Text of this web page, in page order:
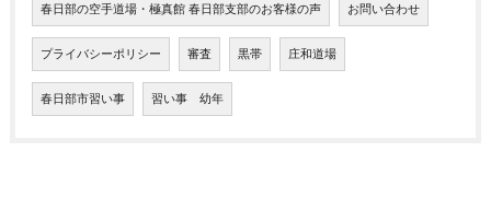
春日部の空手道場・極真館 春日部支部のお客様の声 お問い合わせ
プライバシーポリシー 審査 黒帯 庄和道場
春日部市習い事 習い事 幼年